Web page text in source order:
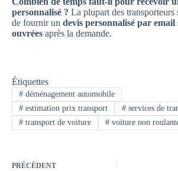
personnalisé ? La plupart des transporteurs
de fournir un devis personnalisé par email
ouvrées après la demande.
Étiquettes
#déménagement automobile
#estimation prix transport #services de
#transport de voiture #voiture non
PRÉCÉDENT